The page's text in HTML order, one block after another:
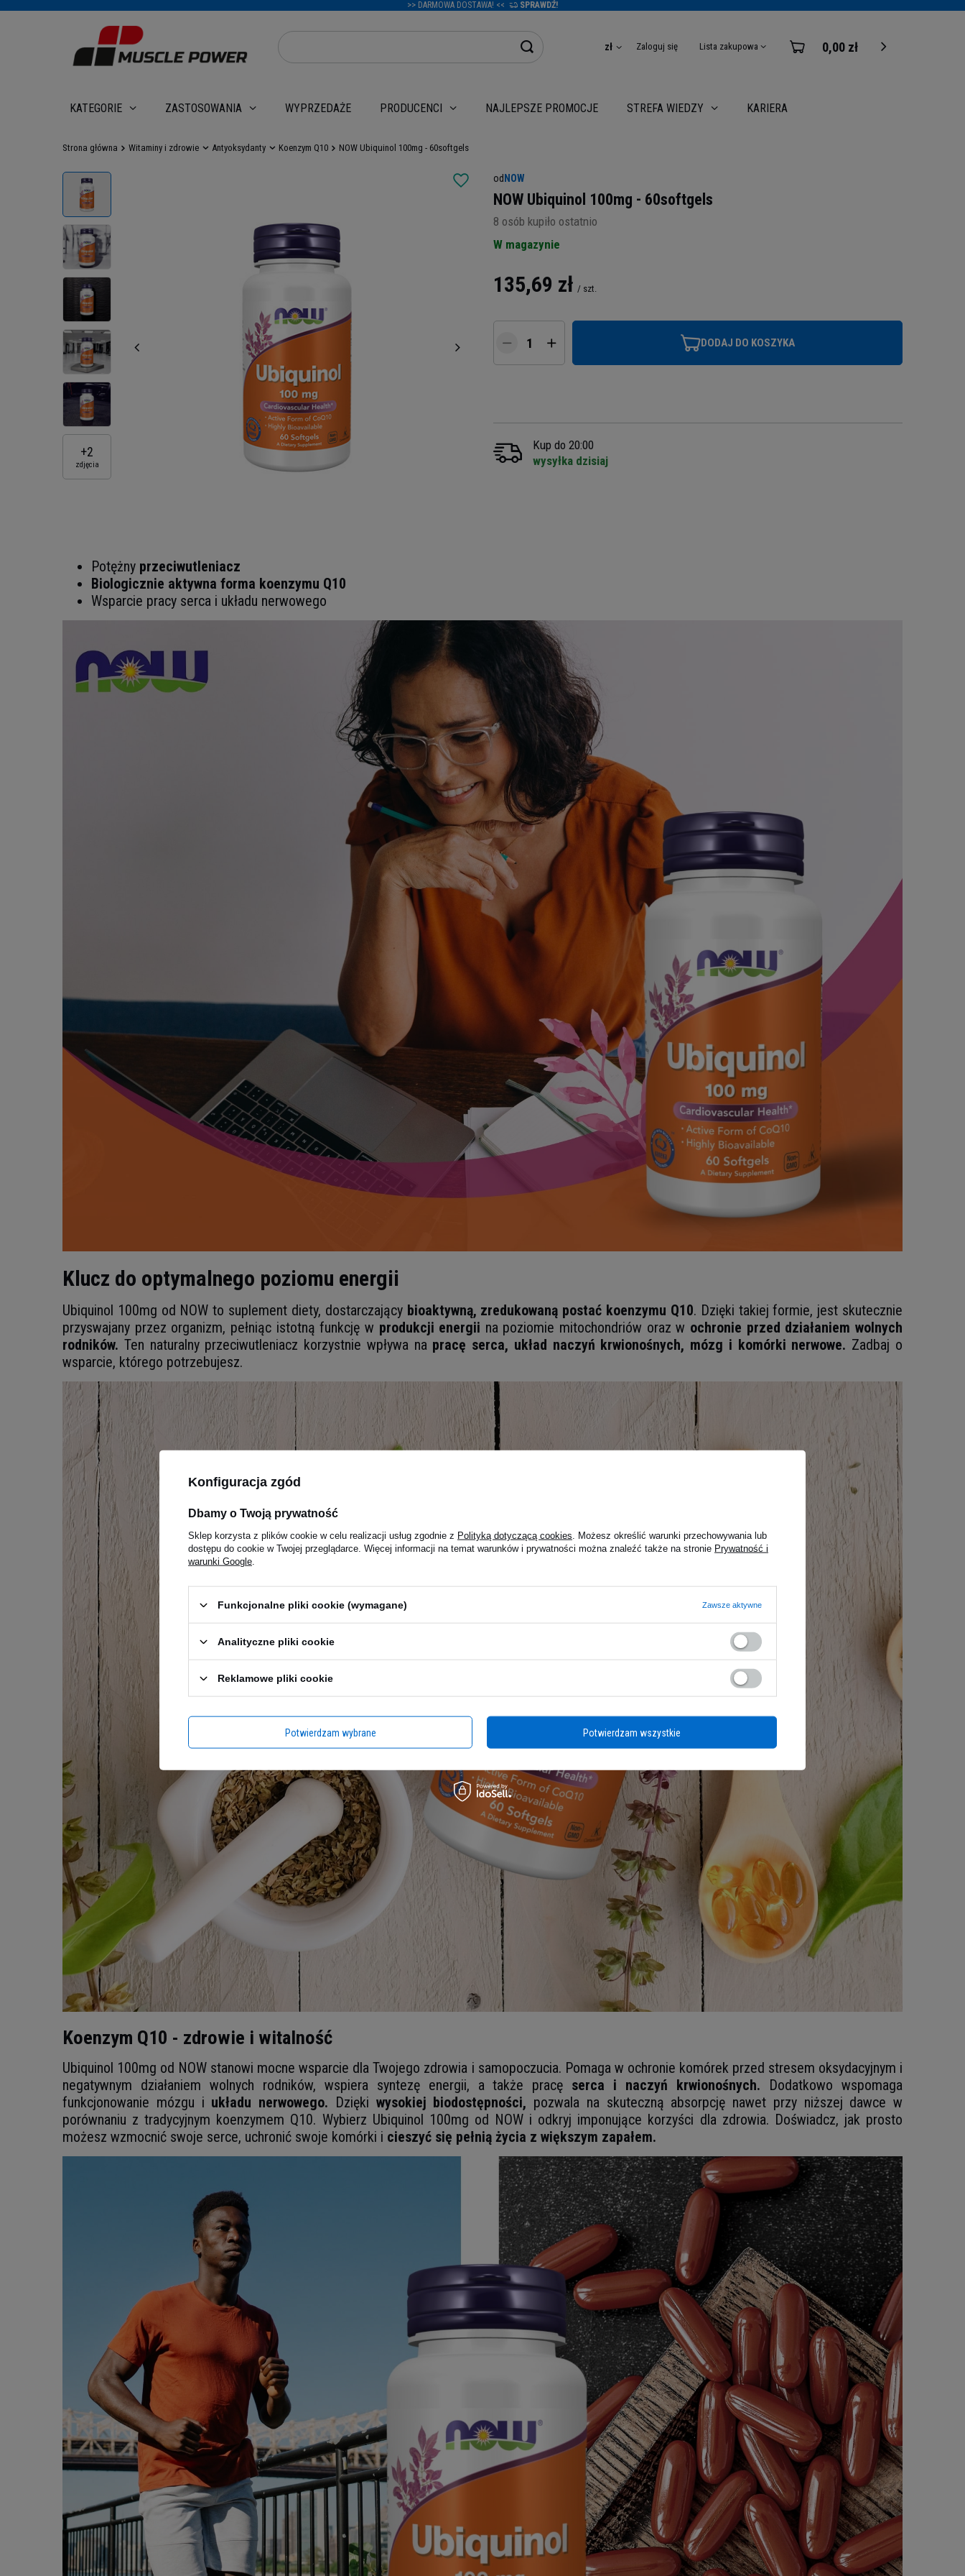
>> DARMOWA DOSTAWA! << SPRAWDŹ!
zł Zaloguj się Lista zakupowa 0,00 zł
KATEGORIE ZASTOSOWANIA WYPRZEDAŻE PRODUCENCI NAJLEPSZE PROMOCJE STREFA WIEDZY KARIERA
Strona główna Witaminy i zdrowie Antyoksydanty Koenzym Q10 NOW Ubiquinol 100mg - 60softgels
+2
zdjęcia
od NOW
NOW Ubiquinol 100mg - 60softgels
8 osób kupiło ostatnio
W magazynie
135,69 zł / szt.
DODAJ DO KOSZYKA
Kup do 20:00
wysyłka dzisiaj
Potężny przeciwutleniacz
Biologicznie aktywna forma koenzymu Q10
Wsparcie pracy serca i układu nerwowego
Klucz do optymalnego poziomu energii
Ubiquinol 100mg od NOW to suplement diety, dostarczający bioaktywną, zredukowaną postać koenzymu Q10. Dzięki takiej formie, jest skutecznie
przyswajany przez organizm, pełniąc istotną funkcję w produkcji energii na poziomie mitochondriów oraz w ochronie przed działaniem wolnych
rodników. Ten naturalny przeciwutleniacz korzystnie wpływa na pracę serca, układ naczyń krwionośnych, mózg i komórki nerwowe. Zadbaj o
wsparcie, którego potrzebujesz.
Koenzym Q10 - zdrowie i witalność
Ubiquinol 100mg od NOW stanowi mocne wsparcie dla Twojego zdrowia i samopoczucia. Pomaga w ochronie komórek przed stresem oksydacyjnym i
negatywnym działaniem wolnych rodników, wspiera syntezę energii, a także pracę serca i naczyń krwionośnych. Dodatkowo wspomaga
funkcjonowanie mózgu i układu nerwowego. Dzięki wysokiej biodostępności, pozwala na skuteczną absorpcję nawet przy niższej dawce w
porównaniu z tradycyjnym koenzymem Q10. Wybierz Ubiquinol 100mg od NOW i odkryj imponujące korzyści dla zdrowia. Doświadcz, jak prosto
możesz wzmocnić swoje serce, uchronić swoje komórki i cieszyć się pełnią życia z większym zapałem.
Konfiguracja zgód
Dbamy o Twoją prywatność
Sklep korzysta z plików cookie w celu realizacji usług zgodnie z Polityką dotyczącą cookies . Możesz określić warunki przechowywania lub
dostępu do cookie w Twojej przeglądarce. Więcej informacji na temat warunków i prywatności można znaleźć także na stronie Prywatność i
warunki Google
Funkcjonalne pliki cookie (wymagane) Zawsze aktywne
Analityczne pliki cookie
Reklamowe pliki cookie
Potwierdzam wybrane Potwierdzam wszystkie